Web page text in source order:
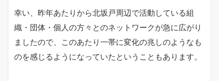
幸い、昨年あたりから北坂戸周辺で活動している組
織・団体・個人の方々とのネットワークが急に広がり
ましたので、このあたり一帯に変化の兆しのようなも
のを感じるようになっていたということもあります。